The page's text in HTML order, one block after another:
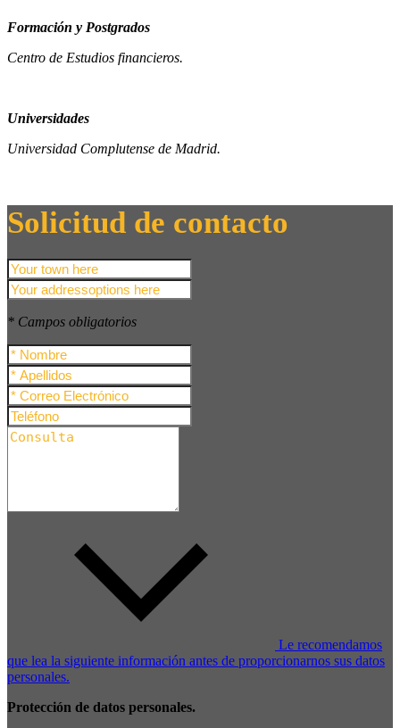
Formación y Postgrados
Centro de Estudios financieros.
Universidades
Universidad Complutense de Madrid.
Solicitud de contacto
* Campos obligatorios
Le recomendamos
que lea la siguiente información antes de proporcionarnos sus datos
personales.
Protección de datos personales.